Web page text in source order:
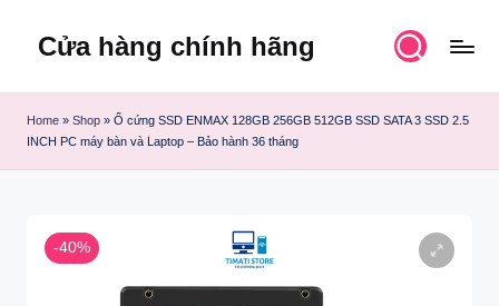
Cửa hàng chính hãng
Home » Shop » Ổ cứng SSD ENMAX 128GB 256GB 512GB SSD SATA 3 SSD 2.5
INCH PC máy bàn và Laptop – Bảo hành 36 tháng
-40%